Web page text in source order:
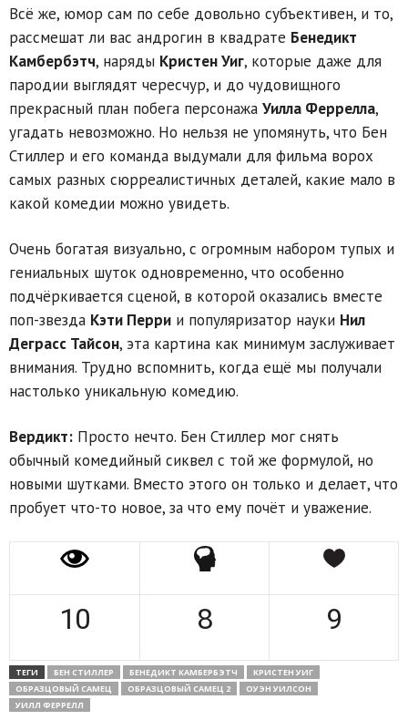
Всё же, юмор сам по себе довольно субъективен, и то,
рассмешат ли вас андрогин в квадрате Бенедикт
Камбербэтч, наряды Кристен Уиг, которые даже для
пародии выглядят чересчур, и до чудовищного
прекрасный план побега персонажа Уилла Феррелла,
угадать невозможно. Но нельзя не упомянуть, что Бен
Стиллер и его команда выдумали для фильма ворох
самых разных сюрреалистичных деталей, какие мало в
какой комедии можно увидеть.
Очень богатая визуально, с огромным набором тупых и
гениальных шуток одновременно, что особенно
подчёркивается сценой, в которой оказались вместе
поп-звезда Кэти Перри и популяризатор науки Нил
Деграсс Тайсон, эта картина как минимум заслуживает
внимания. Трудно вспомнить, когда ещё мы получали
настолько уникальную комедию.
Вердикт: Просто нечто. Бен Стиллер мог снять
обычный комедийный сиквел с той же формулой, но
новыми шутками. Вместо этого он только и делает, что
пробует что-то новое, за что ему почёт и уважение.
10 8 9
ТЕГИ БЕН СТИЛЛЕР БЕНЕДИКТ КАМБЕРБЭТЧ
КРИСТЕН УИГ
ОБРАЗЦОВЫЙ САМЕЦ
ОБРАЗЦОВЫЙ САМЕЦ 2
ОУЭН УИЛСОН
УИЛЛ ФЕРРЕЛЛ